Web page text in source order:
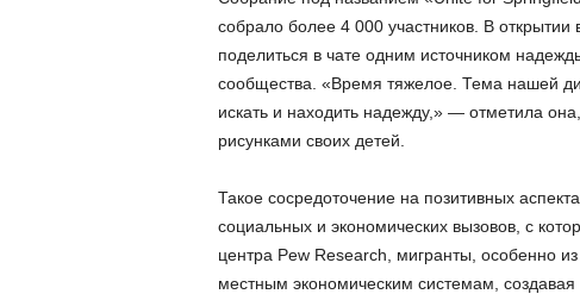
собрало более 4 000 участников. В
поделиться в чате одним источником
сообщества. «Время тяжелое. Тема нашей
искать и находить надежду,» — отметила
рисунками своих детей.
Такое сосредоточение на позитивных
социальных и экономических вызовов, с
центра Pew Research, мигранты, особенно
местным экономическим системам,